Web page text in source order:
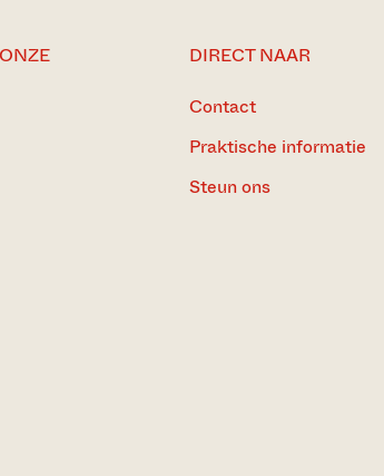
DIRECT NAAR
Contact
Praktische informatie
Steun ons